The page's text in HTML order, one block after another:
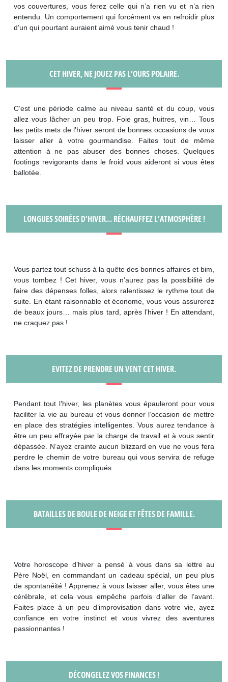
vos couvertures, vous ferez celle qui n’a rien vu et n’a rien
entendu. Un comportement qui forcément va en refroidir plus
d’un qui pourtant auraient aimé vous tenir chaud !
CET HIVER, NE JOUEZ PAS L’OURS POLAIRE.
C’est une période calme au niveau santé et du coup, vous
allez vous lâcher un peu trop. Foie gras, huitres, vin… Tous
les petits mets de l’hiver seront de bonnes occasions de vous
laisser aller à votre gourmandise. Faites tout de même
attention à ne pas abuser des bonnes choses. Quelques
footings revigorants dans le froid vous aideront si vous êtes
ballotée.
LONGUES SOIRÉES D’HIVER… RÉCHAUFFEZ L’ATMOSPHÈRE !
Vous partez tout schuss à la quête des bonnes affaires et bim,
vous tombez ! Cet hiver, vous n’aurez pas la possibilité de
faire des dépenses folles, alors ralentissez le rythme tout de
suite. En étant raisonnable et économe, vous vous assurerez
de beaux jours… mais plus tard, après l’hiver ! En attendant,
ne craquez pas !
EVITEZ DE PRENDRE UN VENT CET HIVER.
Pendant tout l’hiver, les planètes vous épauleront pour vous
faciliter la vie au bureau et vous donner l’occasion de mettre
en place des stratégies intelligentes. Vous aurez tendance à
être un peu effrayée par la charge de travail et à vous sentir
dépassée. N’ayez crainte aucun blizzard en vue ne vous fera
perdre le chemin de votre bureau qui vous servira de refuge
dans les moments compliqués.
BATAILLES DE BOULE DE NEIGE ET FÊTES DE FAMILLE.
Votre horoscope d’hiver a pensé à vous dans sa lettre au
Père Noël, en commandant un cadeau spécial, un peu plus
de spontanéité ! Apprenez à vous laisser aller, vous êtes une
cérébrale, et cela vous empêche parfois d’aller de l’avant.
Faites place à un peu d’improvisation dans votre vie, ayez
confiance en votre instinct et vous vivrez des aventures
passionnantes !
DÉCONGELEZ VOS FINANCES !